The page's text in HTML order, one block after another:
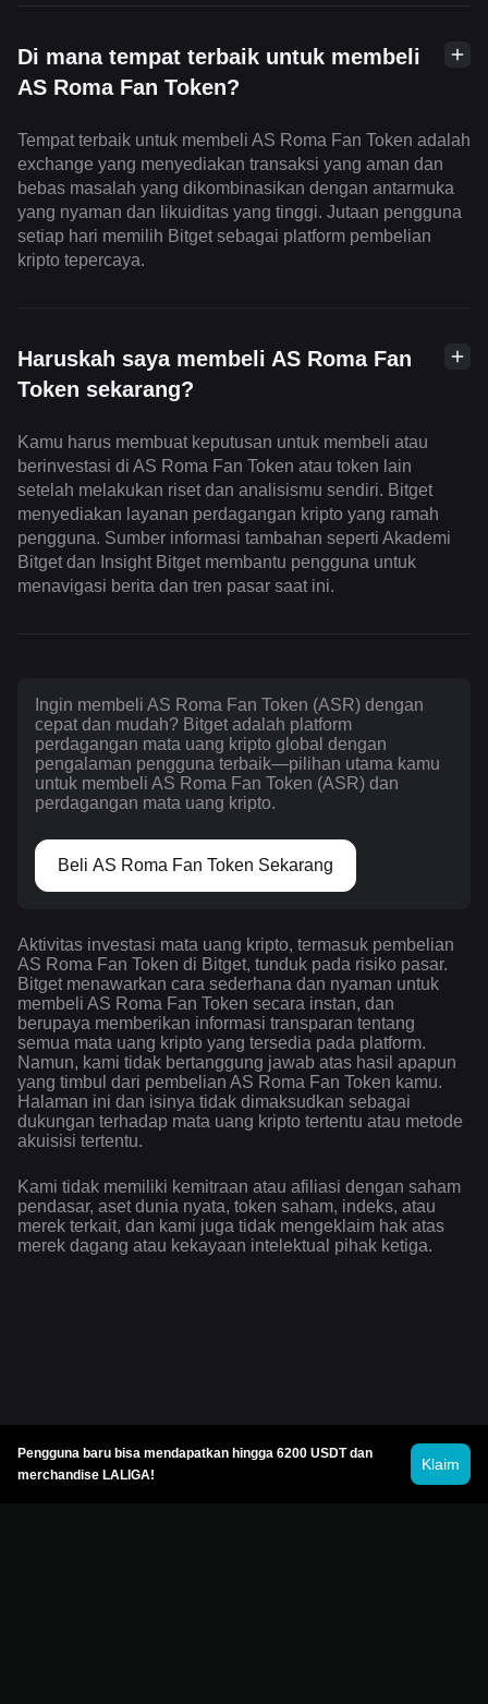
Di mana tempat terbaik untuk membeli
AS Roma Fan Token?
Tempat terbaik untuk membeli AS Roma Fan Token adalah
exchange yang menyediakan transaksi yang aman dan
bebas masalah yang dikombinasikan dengan antarmuka
yang nyaman dan likuiditas yang tinggi. Jutaan pengguna
setiap hari memilih Bitget sebagai platform pembelian
kripto tepercaya.
Haruskah saya membeli AS Roma Fan
Token sekarang?
Kamu harus membuat keputusan untuk membeli atau
berinvestasi di AS Roma Fan Token atau token lain
setelah melakukan riset dan analisismu sendiri. Bitget
menyediakan layanan perdagangan kripto yang ramah
pengguna. Sumber informasi tambahan seperti Akademi
Bitget dan Insight Bitget membantu pengguna untuk
menavigasi berita dan tren pasar saat ini.
Ingin membeli AS Roma Fan Token (ASR) dengan
cepat dan mudah? Bitget adalah platform
perdagangan mata uang kripto global dengan
pengalaman pengguna terbaik—pilihan utama kamu
untuk membeli AS Roma Fan Token (ASR) dan
perdagangan mata uang kripto.
Beli AS Roma Fan Token Sekarang
Aktivitas investasi mata uang kripto, termasuk pembelian
AS Roma Fan Token di Bitget, tunduk pada risiko pasar.
Bitget menawarkan cara sederhana dan nyaman untuk
membeli AS Roma Fan Token secara instan, dan
berupaya memberikan informasi transparan tentang
semua mata uang kripto yang tersedia pada platform.
Namun, kami tidak bertanggung jawab atas hasil apapun
yang timbul dari pembelian AS Roma Fan Token kamu.
Halaman ini dan isinya tidak dimaksudkan sebagai
dukungan terhadap mata uang kripto tertentu atau metode
akuisisi tertentu.
Kami tidak memiliki kemitraan atau afiliasi dengan saham
pendasar, aset dunia nyata, token saham, indeks, atau
merek terkait, dan kami juga tidak mengeklaim hak atas
merek dagang atau kekayaan intelektual pihak ketiga.
Pengguna baru bisa mendapatkan hingga 6200 USDT dan
merchandise LALIGA!
Klaim